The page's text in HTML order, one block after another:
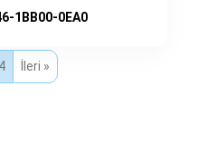
1BB00-0EA0
İleri »